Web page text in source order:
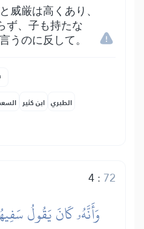
威厳は高くあり、
ず、子も持たな
うのに反して。
ابن كثير الطبري
4: 72
وَأَنَّهُۥ كَانَ يَقُولُ